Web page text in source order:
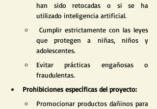
han sido retocadas o si se ha
utilizado inteligencia artificial.
que protegen a niñas, niños y
adolescentes.
Evitar prácticas engañosas o
fraudulentas.
Prohibiciones específicas del proyecto:
Promocionar productos dañinos para